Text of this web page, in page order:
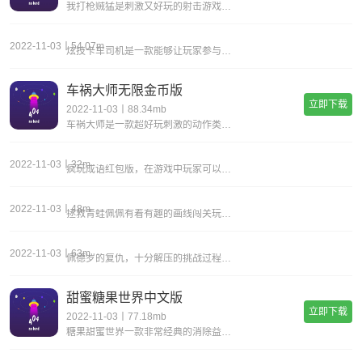
我打枪贼猛是刺激又好玩的射击游戏，3d卡通设置的各种武器相当的逼真，这些武器都可以让你自由的去使用，随时随地都可以展开你的射击战斗之旅，在不断的战斗过程当中，提升你的射击能力，才能够轻松的面对每一次的战斗。《我打枪贼猛》游戏优势：1.真需要
2022-11-03丨54.07m 炫技卡车司机是一款能够让玩家参与模拟闯关的游戏，你在游戏当中的角色就是一名卡车司机，你每天的任务就是必须要驾驶着自己的卡车去运输各种不同的货物，当你接受订单之后，就必须要快速完成装货和运输以及卸货的操作，才能完成任务。《炫技卡车司机》游戏优
车祸大师无限金币版
2022-11-03丨88.34mb
车祸大师是一款超好玩刺激的动作类游戏，在游戏中，玩家将模拟车祸现场，在那里可以解锁更多的车，然后玩家可以驾驶自己选择的车粉碎一切，这可以释放玩家的所有压力，让玩家体验超级减压游戏体验。快来完成你的冒险。
立即下载
2022-11-03丨32m 疯玩成语红包版，在游戏中玩家可以通过完成不同成语答题任务来赚取丰厚的红包奖励，新颖的福利答题闯关玩法将会给你带来不同的乐趣，海量的答题挑战关卡让你的玩法更加丰富，不断加入挑战能够让你有更多的收获，所有玩家都可以自由参与，都能轻松完成更多任务
2022-11-03丨48m 拯救青蛙佩佩有着有趣的画线闯关玩法，在游戏中玩家将要帮助一只叫佩佩的青蛙，它困入了诸多的危机之中，想办法把他拯救出来，大量有趣的画线关卡，每种都有着不一样的解谜方式，绘制更多的线条，感受全新的解谜乐趣。拯救青蛙佩佩游戏玩法1.简单有趣的操作
2022-11-03丨63m 佩德罗的复仇，十分解压的挑战过程，挥动手中的武器对彩虹朋友进行强烈的攻击，各种各样的武器装备可以解锁，与彩虹朋友展开精彩的较量，当你无聊的时候可以来挑战，逼真的音效，体验上更加的真实，射击、粉碎、冻结，给彩虹朋友造成不同的伤害，享受魔性解压
甜蜜糖果世界中文版
2022-11-03丨77.18mb
糖果甜蜜世界一款非常经典的消除益智类手游，全新的糖果消除内容给你带来独特的游戏体验，更好的享受游戏的魅力，你还在等什么呢，趣味的糖果消除挑战，赶快来本站下载试试吧。
立即下载